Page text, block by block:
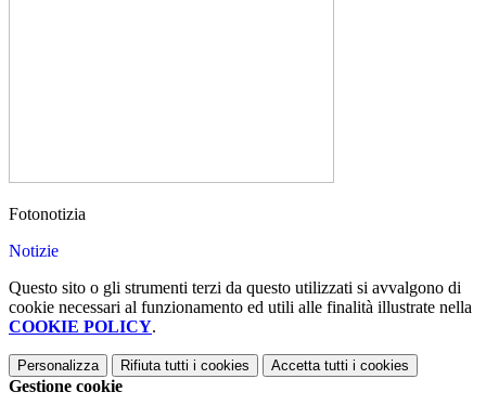
Fotonotizia
Notizie
Questo sito o gli strumenti terzi da questo utilizzati si avvalgono di
cookie necessari al funzionamento ed utili alle finalità illustrate nella
COOKIE POLICY.
Personalizza Rifiuta tutti i cookies Accetta tutti i cookies
Gestione cookie